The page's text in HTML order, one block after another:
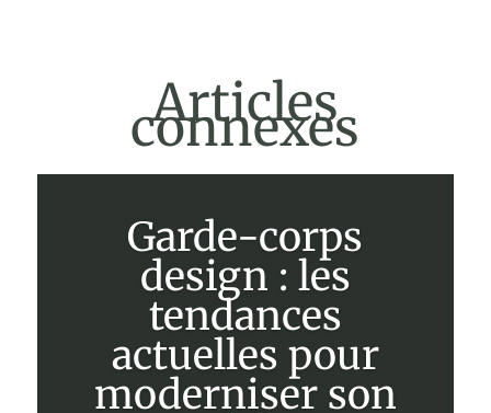
Articles
connexes
Garde-corps
design : les
tendances
actuelles pour
moderniser son